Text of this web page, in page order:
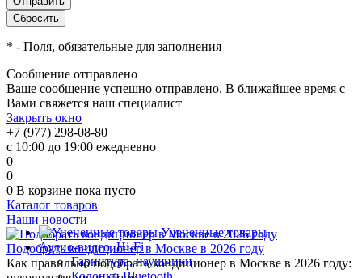
* - Поля, обязательные для заполнения
Сообщение отправлено
Ваше сообщение успешно отправлено. В ближайшее время с
Вами свяжется наш специалист
Закрыть окно
+7 (977) 298-08-80
с 10:00 до 19:00 ежедневно
0
0
0 В корзине пока пусто
Каталог товаров
Уцененные товары
Аудио-видео, Hi-Fi
Гарнитура, наушники
Наши новости
Подобрать кондиционер в Москве в 2026 году
Как правильно подобрать кондиционер в Москве в 2026 году: